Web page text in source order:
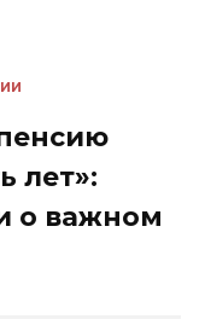
лет»:
о важном